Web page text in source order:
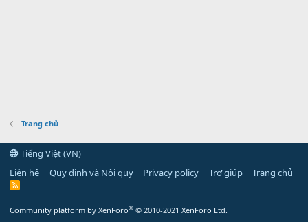
Trang chủ
Tiếng Việt (VN)
Liên hệ
Quy định và Nội quy Privacy policy Trợ giúp Trang chủ
R
Community platform by XenForo® © 2010-2021 XenForo Ltd.